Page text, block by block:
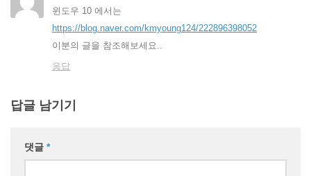
윈도우 10 에서는
https://blog.naver.com/kmyoung124/222896398052
이분의 글을 참조해보세요..
응답
답글 남기기
댓글 *